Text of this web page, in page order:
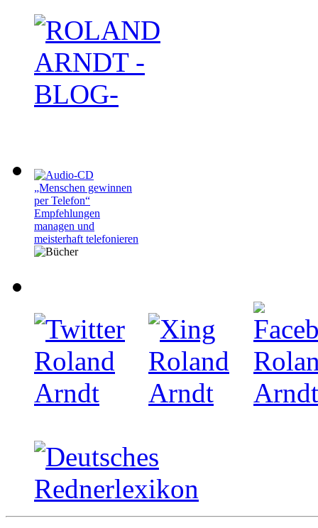
„Menschen gewinnen
per Telefon“
Empfehlungen
managen und
meisterhaft telefonieren